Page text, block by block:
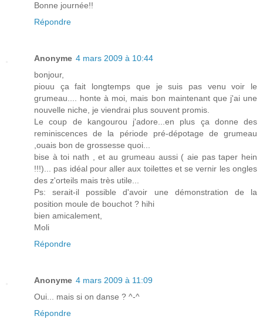
Bonne journée!!
Répondre
Anonyme 4 mars 2009 à 10:44
bonjour,
piouu ça fait longtemps que je suis pas venu voir le
grumeau.... honte à moi, mais bon maintenant que j'ai une
nouvelle niche, je viendrai plus souvent promis.
Le coup de kangourou j'adore...en plus ça donne des
reminiscences de la période pré-dépotage de grumeau
,ouais bon de grossesse quoi...
bise à toi nath , et au grumeau aussi ( aie pas taper hein
!!!)... pas idéal pour aller aux toilettes et se vernir les ongles
des z'orteils mais très utile...
Ps: serait-il possible d'avoir une démonstration de la
position moule de bouchot ? hihi
bien amicalement,
Moli
Répondre
Anonyme 4 mars 2009 à 11:09
Oui... mais si on danse ? ^-^
Répondre